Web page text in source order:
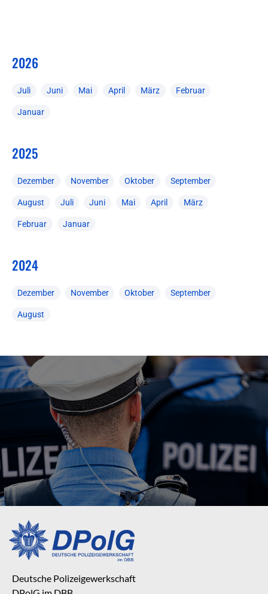
2026
Juli Juni Mai April März Februar
Januar
2025
Dezember November Oktober September
August Juli Juni Mai April März
Februar Januar
2024
Dezember November Oktober September
August
Deutsche Polizeigewerkschaft